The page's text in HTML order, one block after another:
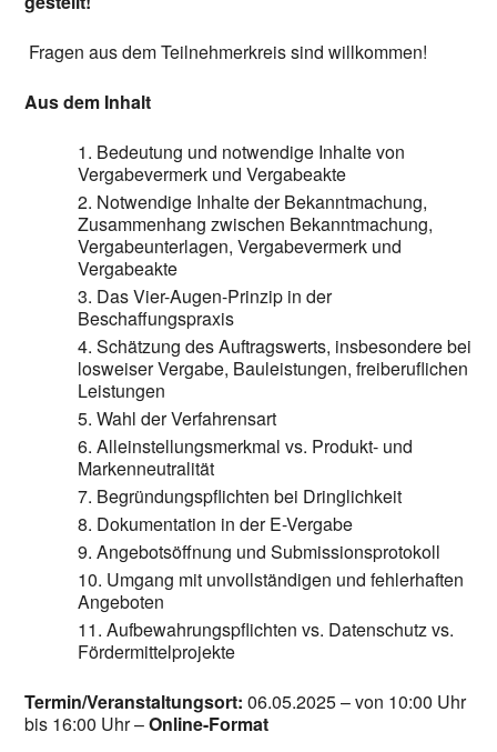
Fragen aus dem Teilnehmerkreis sind willkommen!
Aus dem Inhalt
Bedeutung und notwendige Inhalte von
Vergabevermerk und Vergabeakte
Notwendige Inhalte der Bekanntmachung,
Zusammenhang zwischen Bekanntmachung,
Vergabeunterlagen, Vergabevermerk und
Vergabeakte
Das Vier-Augen-Prinzip in der
Beschaffungspraxis
Schätzung des Auftragswerts, insbesondere bei
losweiser Vergabe, Bauleistungen, freiberuflichen
Leistungen
Wahl der Verfahrensart
Alleinstellungsmerkmal vs. Produkt- und
Markenneutralität
Begründungspflichten bei Dringlichkeit
Dokumentation in der E-Vergabe
Angebotsöffnung und Submissionsprotokoll
Umgang mit unvollständigen und fehlerhaften
Angeboten
Aufbewahrungspflichten vs. Datenschutz vs.
Fördermittelprojekte
Termin/Veranstaltungsort:06.05.2025 – von 10:00 Uhr
bis 16:00 Uhr –Online-Format